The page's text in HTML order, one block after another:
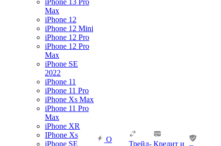
iPhone 13 Pro
Max
iPhone 12
iPhone 12 Mini
iPhone 12 Pro
iPhone 12 Pro
Max
iPhone SE
2022
iPhone 11
iPhone 11 Pro
iPhone Xs Max
iPhone 11 Pro
Max
iPhone XR
IPhone Xs
iPhone SE
О
Трейд- Кредит и